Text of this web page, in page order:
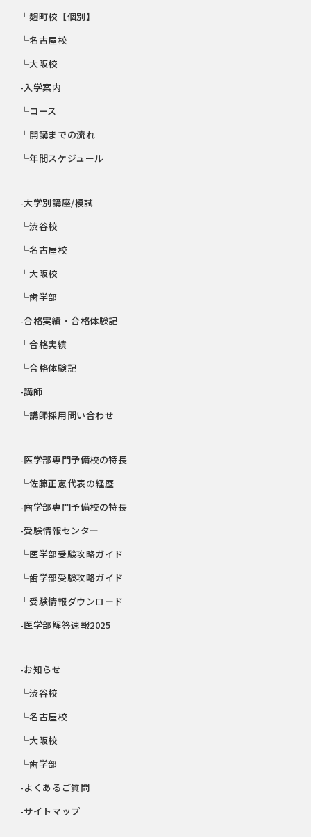
└麹町校【個別】
└名古屋校
└大阪校
-入学案内
└コース
└開講までの流れ
└年間スケジュール
-大学別講座/模試
└渋谷校
└名古屋校
└大阪校
└歯学部
-合格実績・合格体験記
└合格実績
└合格体験記
-講師
└講師採用問い合わせ
-医学部専門予備校の特長
└佐藤正憲代表の経歴
-歯学部専門予備校の特長
-受験情報センター
└医学部受験攻略ガイド
└歯学部受験攻略ガイド
└受験情報ダウンロード
-医学部解答速報2025
-お知らせ
└渋谷校
└名古屋校
└大阪校
└歯学部
-よくあるご質問
-サイトマップ